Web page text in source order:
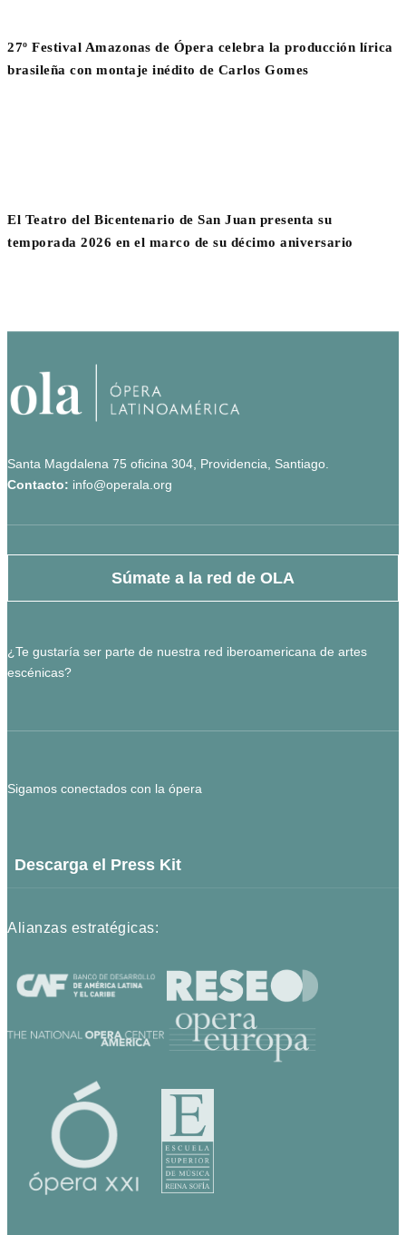
27º Festival Amazonas de Ópera celebra la producción lírica
brasileña con montaje inédito de Carlos Gomes
El Teatro del Bicentenario de San Juan presenta su
temporada 2026 en el marco de su décimo aniversario
Santa Magdalena 75 oficina 304, Providencia, Santiago.
Contacto: info@operala.org
Súmate a la red de OLA
¿Te gustaría ser parte de nuestra red iberoamericana de artes
escénicas?
Sigamos conectados con la ópera
Descarga el Press Kit
Alianzas estratégicas: